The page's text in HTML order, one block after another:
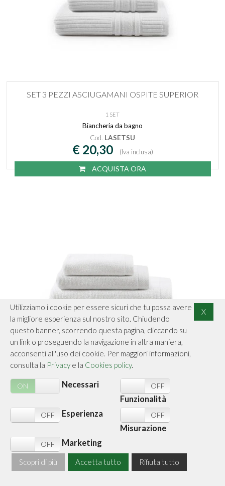
SET 3 PEZZI ASCIUGAMANI OSPITE SUPERIOR
1 SET
Biancheria da bagno
Cod. LASETSU
€ 20,30 (Iva inclusa)
ACQUISTA ORA
SET 3 PEZZI ASCIUGAMANI OSPITE LUXORY
Biancheria da bagno
LASETLU
ACQUISTA ORA
Utilizziamo i cookie per essere sicuri che tu possa avere
la migliore esperienza sul nostro sito. Chiudendo
questo banner, scorrendo questa pagina, cliccando su
un link o proseguendo la navigazione in altra maniera,
acconsenti all'uso dei cookie. Per maggiori informazioni,
consulta la Privacy e la Cookies policy.
X
ON OFF
Necessari OFF
Funzionalità
OFF EsperienzaON OFF
Misurazione
OFF Marketing
Accetta tutto Rifiuta tutto
Scopri di più